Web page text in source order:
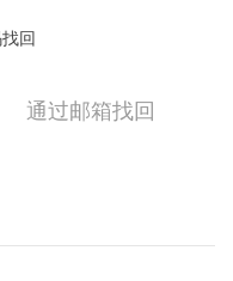
回
通过邮箱找回